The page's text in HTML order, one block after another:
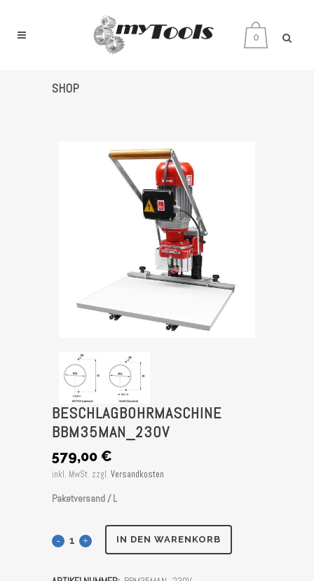
0
SHOP
BESCHLAGBOHRMASCHINE
BBM35MAN_230V
579,00 €
inkl. MwSt. zzgl. Versandkosten
Paketversand / L
BeschlagbohrmaschineIN DEN WARENKORB